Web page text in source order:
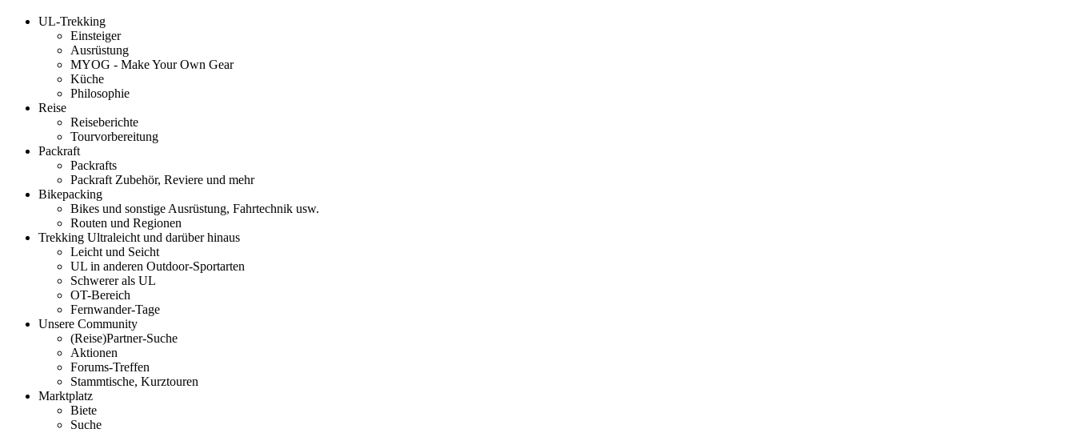
UL-Trekking
Einsteiger
Ausrüstung
MYOG - Make Your Own Gear
Küche
Philosophie
Reise
Reiseberichte
Tourvorbereitung
Packraft
Packrafts
Packraft Zubehör, Reviere und mehr
Bikepacking
Bikes und sonstige Ausrüstung, Fahrtechnik usw.
Routen und Regionen
Trekking Ultraleicht und darüber hinaus
Leicht und Seicht
UL in anderen Outdoor-Sportarten
Schwerer als UL
OT-Bereich
Fernwander-Tage
Unsere Community
(Reise)Partner-Suche
Aktionen
Forums-Treffen
Stammtische, Kurztouren
Marktplatz
Biete
Suche